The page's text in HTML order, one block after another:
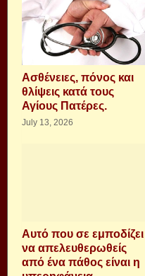
Aσθένειες, πόνος και
θλίψεις κατά τους
Αγίους Πατέρες.
July 13, 2026
Αυτό που σε εμποδίζει
να απελευθερωθείς
από ένα πάθος είναι η